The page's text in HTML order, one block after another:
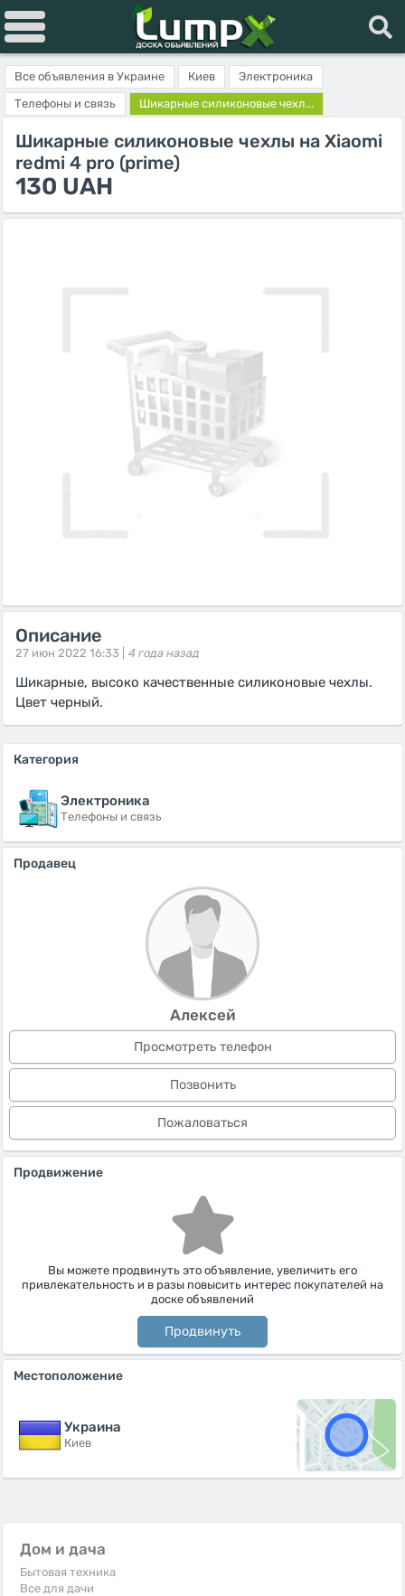
Все объявления в Украине Киев
Электроника
Телефоны и связь
Шикарные силиконовые чехл...
Шикарные силиконовые чехлы на Xiaomi
redmi 4 pro (prime)
130 UAH
Описание
27 июн 2022 16:33 | 4 года назад
Шикарные, высоко качественные силиконовые чехлы.
Цвет черный.
Категория
Электроника
Телефоны и связь
Продавец
Алексей
Просмотреть телефон
Позвонить
Пожаловаться
Продвижение
Вы можете продвинуть это объявление, увеличить его
привлекательность и в разы повысить интерес покупателей на
доске объявлений
Продвинуть
Местоположение
Украина
Киев
Дом и дача
Бытовая техника
Все для дачи